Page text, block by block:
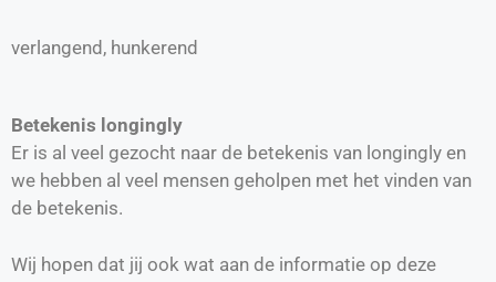
verlangend, hunkerend
Betekenis longingly
Er is al veel gezocht naar de betekenis van longingly en
we hebben al veel mensen geholpen met het vinden van
de betekenis.
Wij hopen dat jij ook wat aan de informatie op deze